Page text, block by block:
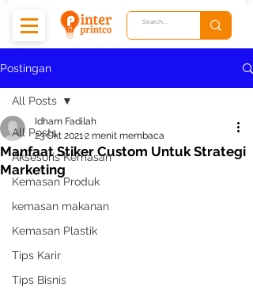
Postingan
All Posts
Aksesoris Kemasan
Kemasan Produk
kemasan makanan
Kemasan Plastik
Tips Karir
Tips Bisnis
All Posts
Manfaat Stiker Custom Untuk Strategi
Marketing
Idham Fadilah
23 Okt 20212 menit membaca